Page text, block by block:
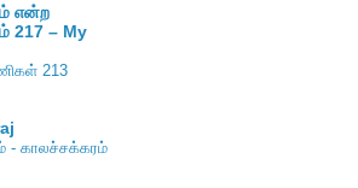
என்ற
217 – My
213
- காலச்சக்கரம்